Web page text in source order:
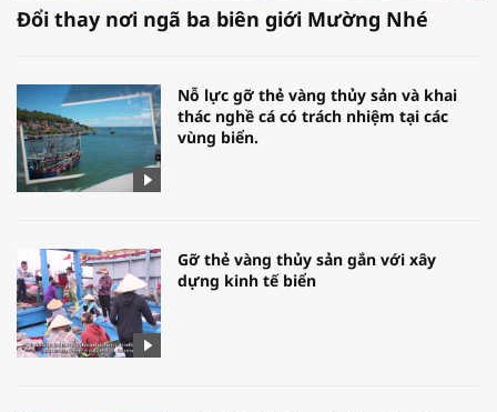
Đổi thay nơi ngã ba biên giới Mường Nhé
Nỗ lực gỡ thẻ vàng thủy sản và khai
thác nghề cá có trách nhiệm tại các
vùng biển.
Gỡ thẻ vàng thủy sản gắn với xây
dựng kinh tế biển